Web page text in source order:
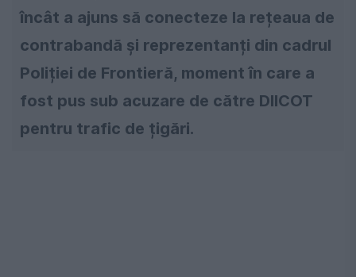
încât a ajuns să conecteze la rețeaua de
contrabandă și reprezentanți din cadrul
Poliției de Frontieră, moment în care a
fost pus sub acuzare de către DIICOT
pentru trafic de țigări.